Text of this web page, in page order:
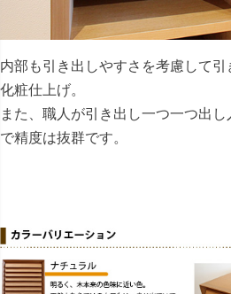
内部も引き出しやすさを考慮して
化粧仕上げ。
また、職人が引き出し一つ一つ出
で精度は抜群です。